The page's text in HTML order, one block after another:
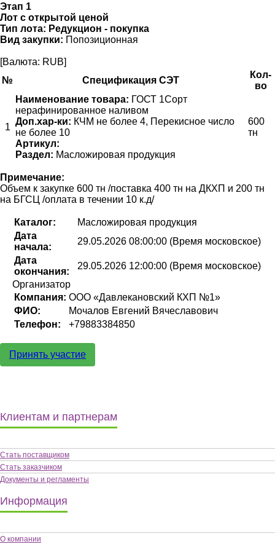
Этап 1
Лот с открытой ценой
Тип лота: Редукцион - покупка
Вид закупки: Попозиционная
[Валюта: RUB]
№
Спецификация СЭТ
Кол-
во
1
Наименование товара: ГОСТ 1Сорт
нерафинированное наливом
Доп.хар-ки: КЧМ не более 4, Перекисное число
не более 10
Артикул:
Раздел: Масложировая продукция
600
тн
Примечание:
Объем к закупке 600 тн /поставка 400 тн на ДКХП и 200 тн
на БГСЦ /оплата в течении 10 к.д/
Каталог:
Масложировая продукция
Дата
начала:
29.05.2026 08:00:00 (Время московское)
Дата
окончания:
29.05.2026 12:00:00 (Время московское)
Организатор
Компания: ООО «Давлекановский КХП №1»
ФИО:
Мочалов Евгений Вячеславович
Телефон:
+79883384850
Принять участие
Клиентам и партнерам
Стать поставщиком
Стать заказчиком
Документы и регламенты
Информация
О компании